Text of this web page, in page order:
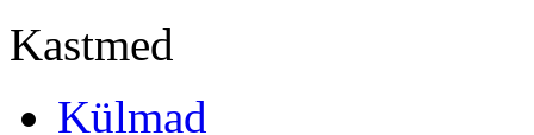
Kastmed
Külmad